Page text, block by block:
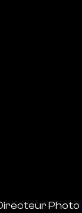
Photo